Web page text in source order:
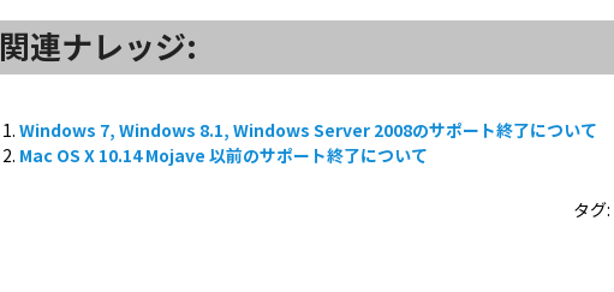
関連ナレッジ:
Windows 7, Windows 8.1, Windows Server 2008のサポート終了について
Mac OS X 10.14 Mojave 以前のサポート終了について
タグ: